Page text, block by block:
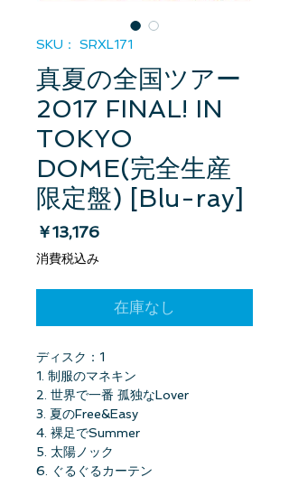
SKU： SRXL171
真夏の全国ツアー
2017 FINAL! IN
TOKYO
DOME(完全生産
限定盤) [Blu-ray]
￥13,176価格
消費税込み
在庫なし
ディスク：1
1. 制服のマネキン
2. 世界で一番 孤独なLover
3. 夏のFree&Easy
4. 裸足でSummer
5. 太陽ノック
6. ぐるぐるカーテン